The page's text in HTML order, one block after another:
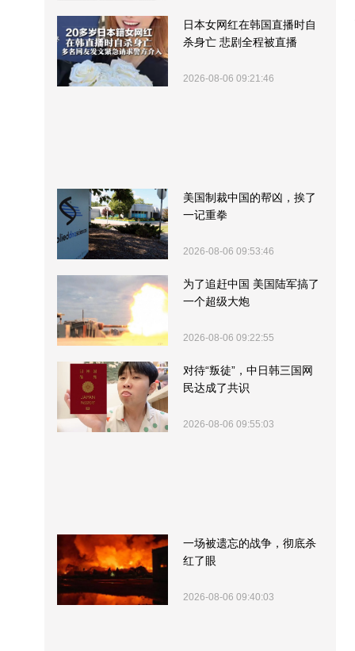
日本女网红在韩国直播时自
杀身亡 悲剧全程被直播
2026-08-06 09:21:46
美国制裁中国的帮凶，挨了
一记重拳
2026-08-06 09:53:46
为了追赶中国 美国陆军搞了
一个超级大炮
2026-08-06 09:22:55
对待“叛徒”，中日韩三国网
民达成了共识
2026-08-06 09:55:03
一场被遗忘的战争，彻底杀
红了眼
2026-08-06 09:40:03